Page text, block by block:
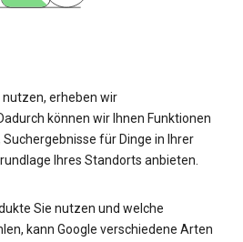
nutzen, erheben wir
können wir Ihnen Funktionen
für Dinge in Ihrer
Ihres Standorts anbieten.
Sie nutzen und welche
kann Google verschiedene Arten